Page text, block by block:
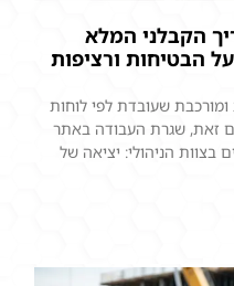
הקבלני המלא
הבטיחות ורציפות
שעובדת לפי לוחות
זאת, שגרת העבודה באתר
בצוות הניהולי: יציאה של